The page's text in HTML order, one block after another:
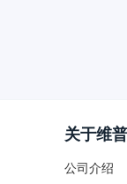
关于维普
公司介绍